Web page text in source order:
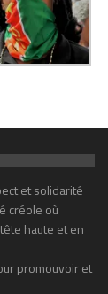
et solidarité
créole où
haute et en
promouvoir et